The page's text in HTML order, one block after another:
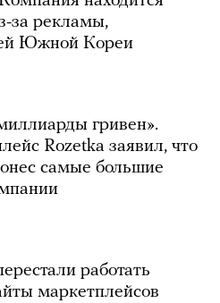
за рекламы,
Южной Кореи
гривен».
Rozetka заявил, что
самые большие
работать
маркетплейсов